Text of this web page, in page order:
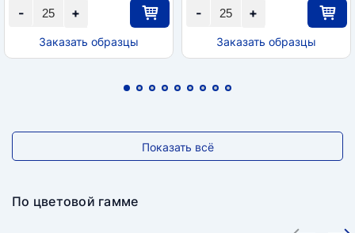
+
-
Заказать образцы
+
-
Заказать образцы
Показать всё
По цветовой гамме